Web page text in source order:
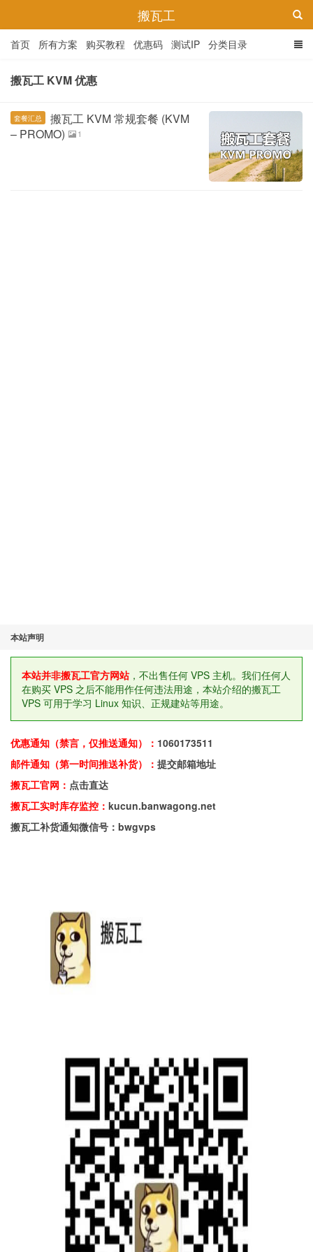
搬瓦工
首页 所有方案 购买教程 优惠码 测试IP 分类目录
搬瓦工 KVM 优惠
套餐汇总
搬瓦工 KVM 常规套餐 (KVM
– PROMO)
1
本站声明
本站并非搬瓦工官方网站，不出售任何 VPS 主机。我们任何人
在购买 VPS 之后不能用作任何违法用途，本站介绍的搬瓦工
VPS 可用于学习 Linux 知识、正规建站等用途。
优惠通知（禁言，仅推送通知）： 1060173511
邮件通知（第一时间推送补货）： 提交邮箱地址
搬瓦工官网： 点击直达
搬瓦工实时库存监控： kucun.banwagong.net
搬瓦工补货通知微信号：bwgvps